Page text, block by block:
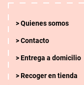
Quienes somos
Contacto
Entrega a domicilio
Recoger en tienda